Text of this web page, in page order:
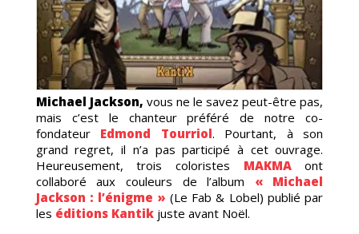
Michael Jackson, vous ne le savez peut-être pas,
mais c’est le chanteur préféré de notre co-
fondateur Edmond Tourriol. Pourtant, à son
grand regret, il n’a pas participé à cet ouvrage.
Heureusement, trois coloristes MAKMAont
collaboré aux couleurs de l’album « Michael
Jackson : l’énigme » (Le Fab & Lobel) publié par
les éditions Kantikjuste avant Noël.